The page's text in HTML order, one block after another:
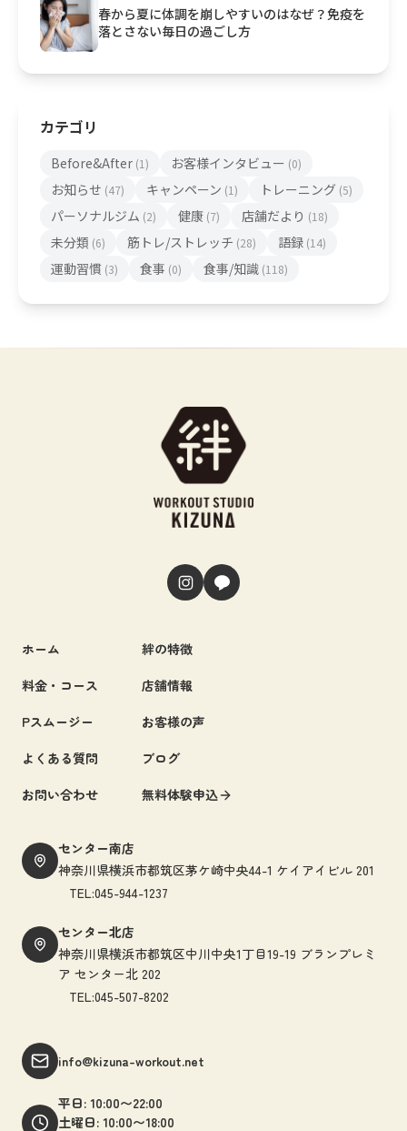
春から夏に体調を崩しやすいのはなぜ？免疫を
落とさない毎日の過ごし方
カテゴリ
Before&After (1) お客様インタビュー (0)
お知らせ (47) キャンペーン (1) トレーニング (5)
パーソナルジム (2) 健康 (7) 店舗だより (18)
未分類 (6) 筋トレ/ストレッチ (28) 語録 (14)
運動習慣 (3) 食事 (0) 食事/知識 (118)
ホーム
絆の特徴
料金・コース
店舗情報
Pスムージー
お客様の声
よくある質問
ブログ
お問い合わせ
無料体験申込
センター南店
神奈川県横浜市都筑区茅ケ崎中央44-1 ケイアイビル 201
TEL:045-944-1237
センター北店
神奈川県横浜市都筑区中川中央1丁目19-19 ブランプレミ
ア センター北 202
TEL:045-507-8202
info@kizuna-workout.net
平日: 10:00〜22:00
土曜日: 10:00〜18:00